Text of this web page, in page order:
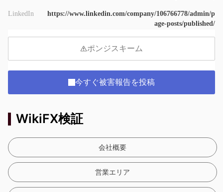
LinkedIn
https://www.linkedin.com/company/106766778/admin/p
age-posts/published/
ポンジスキーム
今すぐ被害報告を投稿
WikiFX検証
会社概要
営業エリア